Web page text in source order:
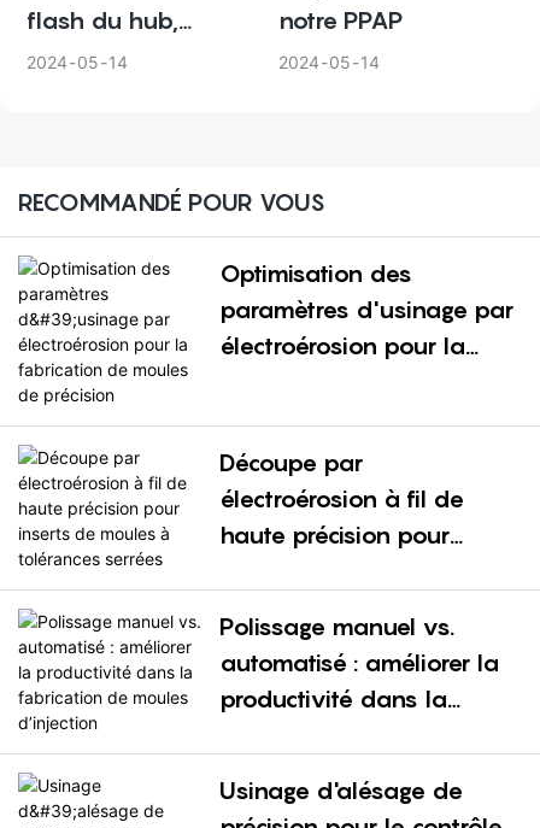
flash du hub,
cathéter coronaire
2024 05 14
notre PPAP
2024 05 14
RECOMMANDÉ POUR VOUS
Optimisation des
paramètres d'usinage par
électroérosion pour la
précision
Découpe par
électroérosion à fil de
haute précision pour
Polissage manuel vs.
automatisé : améliorer la
productivité dans la
Usinage d'alésage de